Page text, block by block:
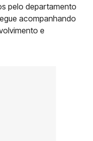
pelo departamento
acompanhando
e